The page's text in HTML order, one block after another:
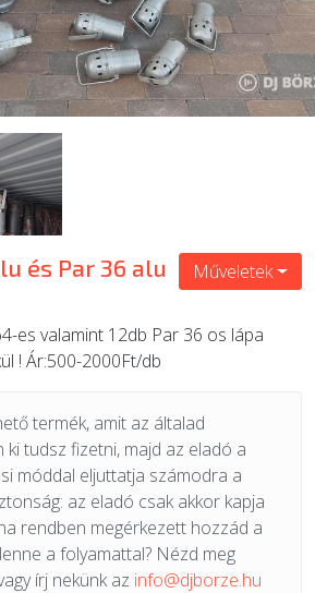
és Par 36 alu Műveletek
es valamint 12db Par 36 os lápa
! Ár:500-2000Ft/db
termék, amit az általad
tudsz fizetni, majd az eladó a
móddal eljuttatja számodra a
az eladó csak akkor kapja
rendben megérkezett hozzád a
a folyamattal? Nézd meg
írj nekünk az info@djborze.hu